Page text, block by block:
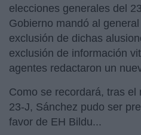
elecciones generales del
Gobierno mandó al
exclusión de dichas
exclusión de información
agentes redactaron un
Como se recordará, tras el
23-J, Sánchez pudo ser
favor de EH Bildu...